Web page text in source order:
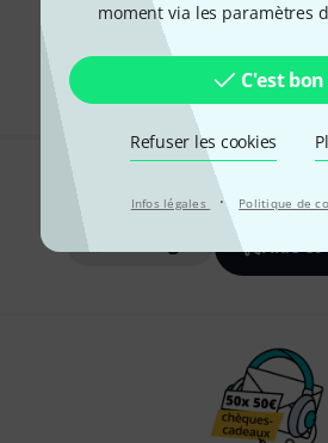
moment via les paramètres
C'est bon
Refuser les cookies
Infos légales · Politique de
Envoi gratuit à partir de
Les prix sont indiqués avec
Aimez-vous ce que
Aide et